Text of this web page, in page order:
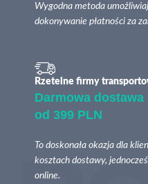
Wygodna metoda
dokonywanie płatności za
Rzetelne firmy
Darmowa dostawa
od 399 PLN
To doskonała okazja dla
kosztach dostawy,
online.